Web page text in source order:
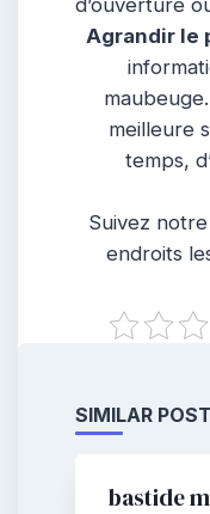
Agrandir le
meilleure
temps,
Suivez
endroits
SIMILAR
bastide